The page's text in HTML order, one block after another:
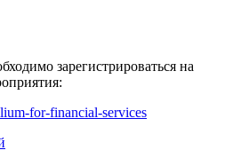
зарегистрироваться на
for-financial-services